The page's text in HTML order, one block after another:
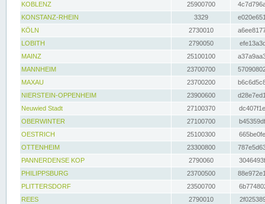
KOBLENZ
25900700
KONSTANZ-RHEIN
3329
KÖLN
2730010
LOBITH
2790050
MAINZ
25100100
MANNHEIM
23700700
MAXAU
23700200
NIERSTEIN-OPPENHEIM
23900600
Neuwied Stadt
27100370
OBERWINTER
27100700
OESTRICH
25100300
OTTENHEIM
23300800
PANNERDENSE KOP
2790060
PHILIPPSBURG
23700500
PLITTERSDORF
23500700
REES
2790010